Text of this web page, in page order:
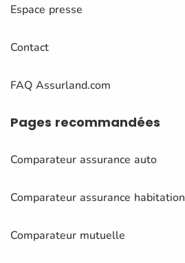
Espace presse
Contact
FAQ Assurland.com
Pages recommandées
Comparateur assurance auto
Comparateur assurance habitation
Comparateur mutuelle